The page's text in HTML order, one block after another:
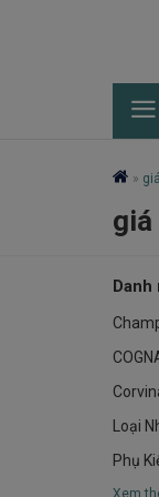
»
giá
Danh
Loại
Phụ
Xem